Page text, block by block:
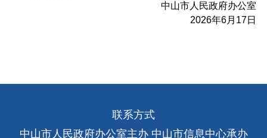
中山市人民政府办公室
2026年6月17日
联系方式
中山市人民政府办公室主办 中山市信息中心承办